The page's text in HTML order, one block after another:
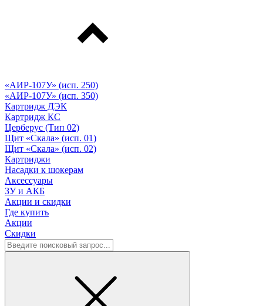
«АИР-107У» (исп. 250)
«АИР-107У» (исп. 350)
Картридж ДЭК
Картридж КС
Церберус (Тип 02)
Щит «Скала» (исп. 01)
Щит «Скала» (исп. 02)
Картриджи
Насадки к шокерам
Аксессуары
ЗУ и АКБ
Акции и скидки
Где купить
Акции
Скидки